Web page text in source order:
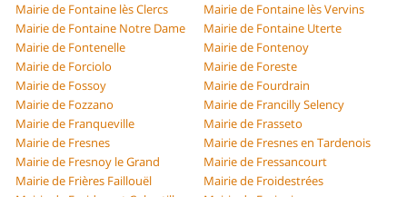
Mairie de Fontaine lès Clercs
Mairie de Fontaine lès Vervins
Mairie de Fontaine Notre Dame
Mairie de Fontaine Uterte
Mairie de Fontenelle
Mairie de Fontenoy
Mairie de Forciolo
Mairie de Foreste
Mairie de Fossoy
Mairie de Fourdrain
Mairie de Fozzano
Mairie de Francilly Selency
Mairie de Franqueville
Mairie de Frasseto
Mairie de Fresnes
Mairie de Fresnes en Tardenois
Mairie de Fresnoy le Grand
Mairie de Fressancourt
Mairie de Frières Faillouël
Mairie de Froidestrées